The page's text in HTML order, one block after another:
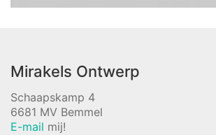
Mirakels Ontwerp
Schaapskamp 4
6681 MV Bemmel
E-mail mij!